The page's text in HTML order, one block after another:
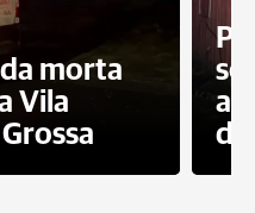
morta
Vila
do